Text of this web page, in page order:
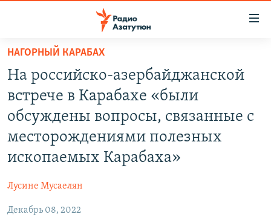
Перейти
основному
содержанию
Перейти
основной
навигации
НОВОСТИ
ПОЛИТИКА
ЭКОНОМИКА
НАГОРНЫЙ КАРАБАХ
КУЛЬТУРА
НАГОРНЫЙ КАРАБАХ
На российско-азербайджанской
встрече в Карабахе «были
обсуждены вопросы, связанные с
месторождениями полезных
ископаемых Карабаха»
Лусине Мусаелян
Декабрь 08, 2022